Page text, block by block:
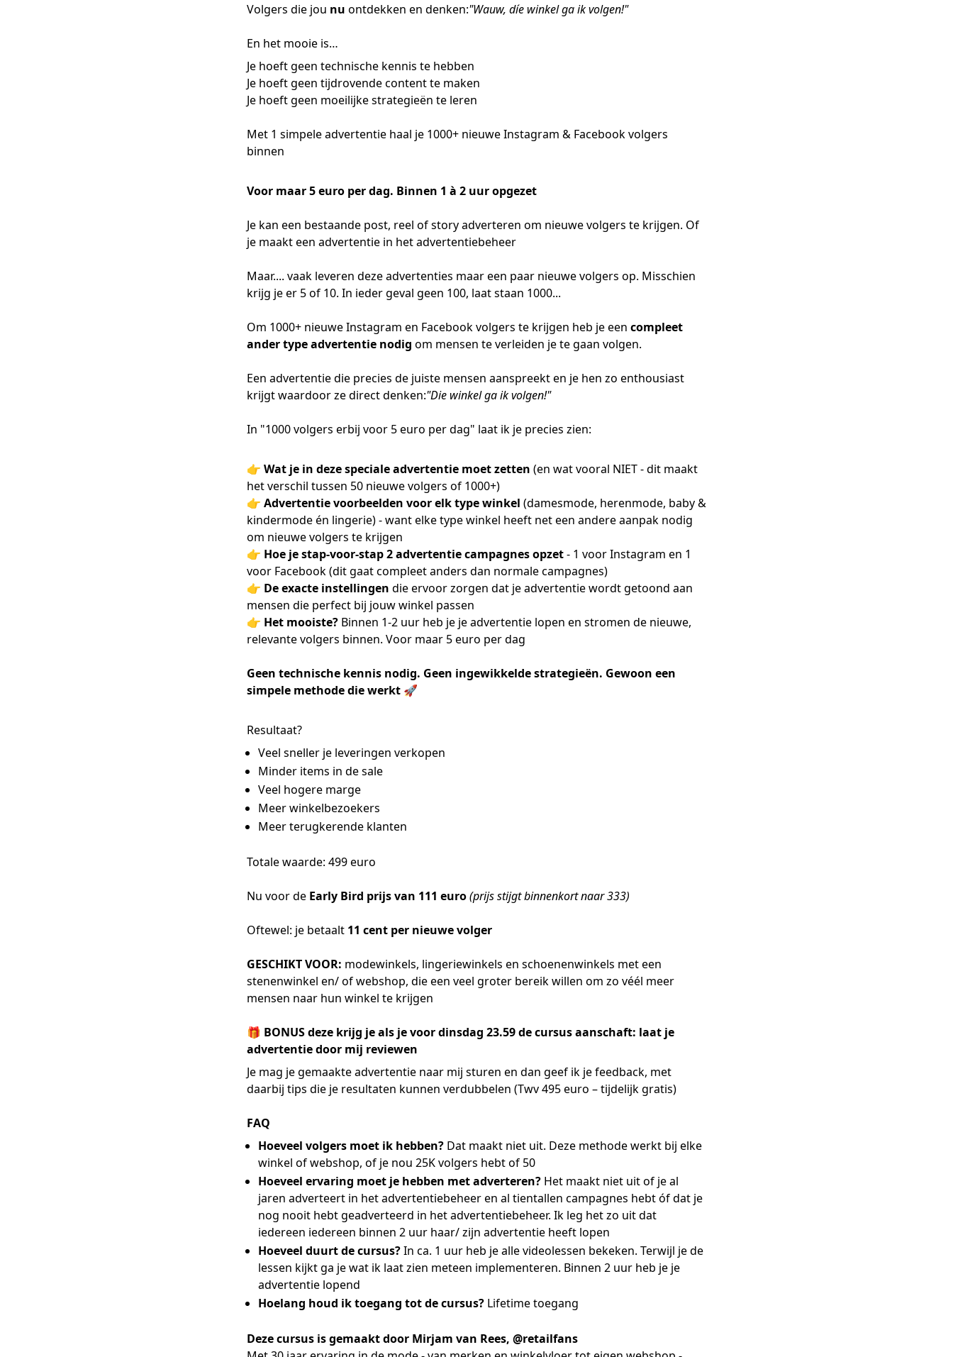
Volgers die jou nu ontdekken en denken:"Wauw, díe winkel ga ik volgen!"
En het mooie is…
Je hoeft geen technische kennis te hebben
Je hoeft geen tijdrovende content te maken
Je hoeft geen moeilijke strategieën te leren
Met 1 simpele advertentie haal je 1000+ nieuwe Instagram & Facebook volgers
binnen
Voor maar 5 euro per dag. Binnen 1 à 2 uur opgezet
Je kan een bestaande post, reel of story adverteren om nieuwe volgers te krijgen. Of
je maakt een advertentie in het advertentiebeheer
Maar.... vaak leveren deze advertenties maar een paar nieuwe volgers op. Misschien
krijg je er 5 of 10. In ieder geval geen 100, laat staan 1000...
Om 1000+ nieuwe Instagram en Facebook volgers te krijgen heb je een compleet
ander type advertentie nodig om mensen te verleiden je te gaan volgen.
Een advertentie die precies de juiste mensen aanspreekt en je hen zo enthousiast
krijgt waardoor ze direct denken:"Die winkel ga ik volgen!"
In "1000 volgers erbij voor 5 euro per dag" laat ik je precies zien:
👉 Wat je in deze speciale advertentie moet zetten (en wat vooral NIET - dit maakt
het verschil tussen 50 nieuwe volgers of 1000+)
👉 Advertentie voorbeelden voor elk type winkel (damesmode, herenmode, baby &
kindermode én lingerie) - want elke type winkel heeft net een andere aanpak nodig
om nieuwe volgers te krijgen
👉 Hoe je stap-voor-stap 2 advertentiecampagnes opzet- 1 voor Instagram en 1
voor Facebook (dit gaat compleet anders dan normale campagnes)
👉 De exacte instellingen die ervoor zorgen dat je advertentie wordt getoond aan
mensen die perfect bij jouw winkel passen
👉 Het mooiste? Binnen 1-2 uur heb je je advertentie lopen en stromen de nieuwe,
relevante volgers binnen. Voor maar 5 euro per dag
Geen technische kennis nodig. Geen ingewikkelde strategieën. Gewoon een
simpele methode die werkt 🚀
Resultaat?
Veel sneller je leveringen verkopen
Minder items in de sale
Veel hogere marge
Meer winkelbezoekers
Meer terugkerende klanten
Totale waarde: 499 euro
Nu voor de Early Bird prijs van 111 euro(prijs stijgt binnenkort naar 333)
Oftewel: je betaalt 11 cent per nieuwe volger
GESCHIKT VOOR: modewinkels, lingeriewinkels en schoenenwinkels met een
stenenwinkel en/ of webshop, die een veel groter bereik willen om zo véél meer
mensen naar hun winkel te krijgen
🎁 BONUS deze krijg je als je voor dinsdag 23.59 de cursus aanschaft: laat je
advertentie door mij reviewen
Je mag je gemaakte advertentie naar mij sturen en dan geef ik je feedback, met
daarbij tips die je resultaten kunnen verdubbelen (Twv 495 euro – tijdelijk gratis)
FAQ
Hoeveel volgers moet ik hebben? Dat maakt niet uit. Deze methode werkt bij elke
winkel of webshop, of je nou 25K volgers hebt of 50
Hoeveel ervaring moet je hebben met adverteren? Het maakt niet uit of je al
jaren adverteert in het advertentiebeheer en al tientallen campagnes hebt óf dat je
nog nooit hebt geadverteerd in het advertentiebeheer. Ik leg het zo uit dat
iedereen iedereen binnen 2 uur haar/ zijn advertentie heeft lopen
Hoeveel duurt de cursus?In ca. 1 uur heb je alle videolessen bekeken. Terwijl je de
lessen kijkt ga je wat ik laat zien meteen implementeren. Binnen 2 uur heb je je
advertentie lopend
Hoelang houd ik toegang tot de cursus? Lifetime toegang
Deze cursus is gemaakt door Mirjam van Rees, @retailfans